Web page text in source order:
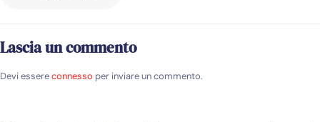
Lascia un commento
Devi essereconnesso per inviare un commento.